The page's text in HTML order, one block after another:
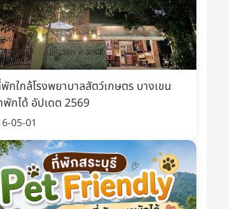
กใกล้โรงพยาบาลสัตว์เกษตร บางเขน
พักได้ อัปเดต 2569
05-01